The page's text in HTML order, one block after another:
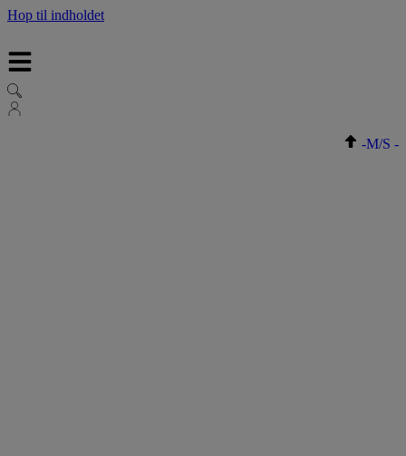
Hop til indholdet
-M/S -